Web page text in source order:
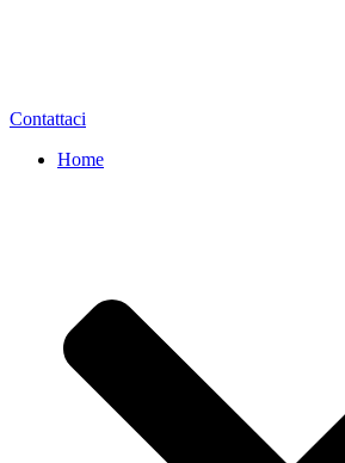
Contattaci
Home